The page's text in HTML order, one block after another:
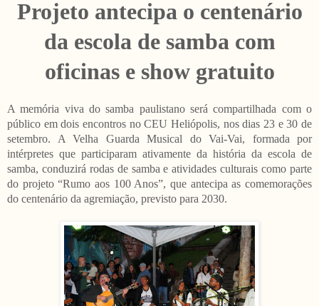
Projeto antecipa o centenário
da escola de samba com
oficinas e show gratuito
A memória viva do samba paulistano será compartilhada com o
público em dois encontros no CEU Heliópolis, nos dias 23 e 30 de
setembro. A Velha Guarda Musical do Vai-Vai, formada por
intérpretes que participaram ativamente da história da escola de
samba, conduzirá rodas de samba e atividades culturais como parte
do projeto “Rumo aos 100 Anos”, que antecipa as comemorações
do centenário da agremiação, previsto para 2030.